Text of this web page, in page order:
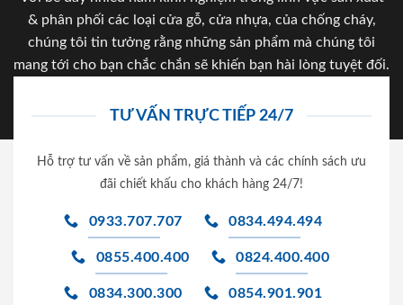
& phân phối các loại cửa gỗ, cửa nhựa, của chống cháy,
chúng tôi tin tưởng rằng những sản phẩm mà chúng tôi
mang tới cho bạn chắc chắn sẽ khiến bạn hài lòng tuyệt đối.
TƯ VẤN TRỰC TIẾP 24/7
Hỗ trợ tư vấn về sản phẩm, giá thành và các chính sách ưu
đãi chiết khấu cho khách hàng 24/7!
0933.707.707 0834.494.494
0855.400.400 0824.400.400
0834.300.300 0854.901.901